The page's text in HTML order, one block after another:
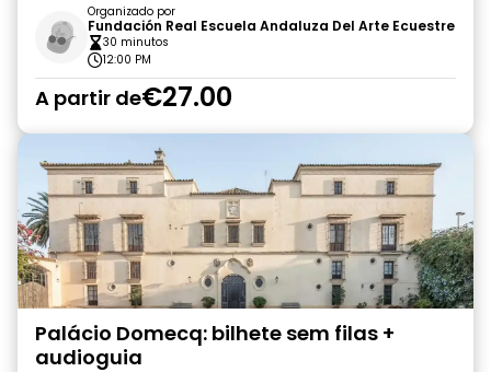
Organizado por
Fundación Real Escuela Andaluza Del Arte Ecuestre
30 minutos
12:00 PM
A partir de€27.00
Palácio Domecq: bilhete sem filas +
audioguia